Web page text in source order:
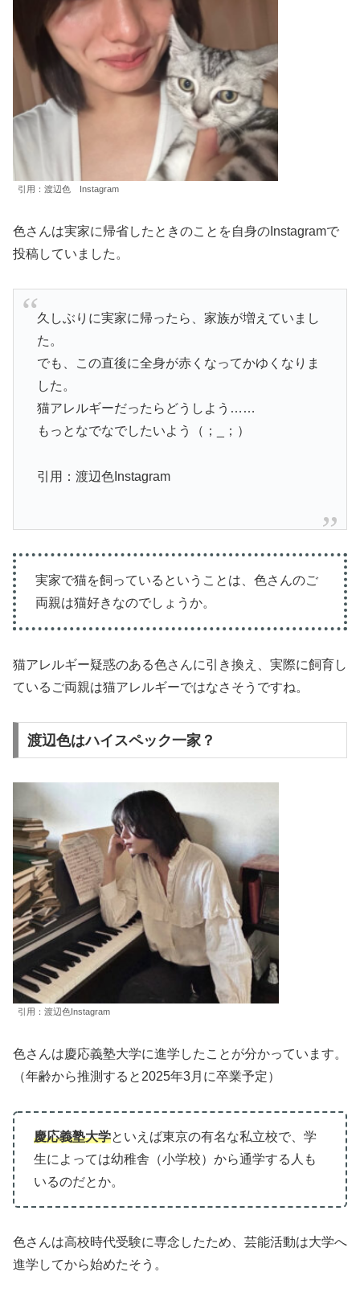
引用：渡辺色 Instagram
色さんは実家に帰省したときのことを自身のInstagramで
投稿していました。
久しぶりに実家に帰ったら、家族が増えていまし
た。
でも、この直後に全身が赤くなってかゆくなりま
した。
猫アレルギーだったらどうしよう……
もっとなでなでしたいよう（；_；）
引用：渡辺色Instagram
実家で猫を飼っているということは、色さんのご
両親は猫好きなのでしょうか。
猫アレルギー疑惑のある色さんに引き換え、実際に飼育し
ているご両親は猫アレルギーではなさそうですね。
渡辺色はハイスペック一家？
引用：渡辺色Instagram
色さんは慶応義塾大学に進学したことが分かっています。
（年齢から推測すると2025年3月に卒業予定）
慶応義塾大学といえば東京の有名な私立校で、学
生によっては幼稚舎（小学校）から通学する人も
いるのだとか。
色さんは高校時代受験に専念したため、芸能活動は大学へ
進学してから始めたそう。